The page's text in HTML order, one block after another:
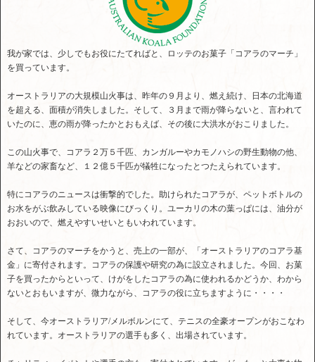
我が家では、少しでもお役にたてればと、ロッテのお菓子「コアラのマーチ」
を買っています。
オーストラリアの大規模山火事は、昨年の９月より、燃え続け、日本の北海道
を超える、面積が消失しました。そして、３月まで雨が降らないと、言われて
いたのに、恵の雨が降ったかとおもえば、その後に大洪水がおこりました。
この山火事で、コアラ２万５千匹、カンガルーやカモノハシの野生動物の他、
羊などの家畜など、１２億５千匹が犠牲になったとつたえられています。
特にコアラのニュースは衝撃的でした。助けられたコアラが、ペットボトルの
お水をがぶ飲みしている映像にびっくり。ユーカリの木の葉っぱには、油分が
おおいので、燃えやすいせいともいわれています。
さて、コアラのマーチをかうと、売上の一部が、「オーストラリアのコアラ基
金」に寄付されます。コアラの保護や研究の為に設立されました。今回、お菓
子を買ったからといって、けがをしたコアラの為に使われるかどうか、わから
ないとおもいますが、微力ながら、コアラの役に立ちますように・・・・
そして、今オーストラリア/メルボルンにて、テニスの全豪オープンがおこなわ
れています。オーストラリアの選手も多く、出場されています。